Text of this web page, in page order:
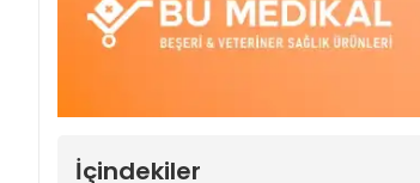
İçindekiler